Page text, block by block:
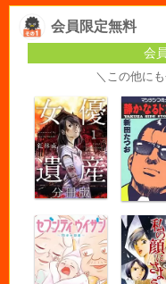
会員限定無料
会
＼この他に